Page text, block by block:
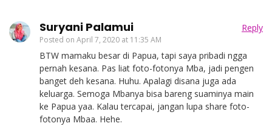
Suryani Palamui
Posted on April 7, 2020 at 11:35 AM
Reply
BTW mamaku besar di Papua, tapi saya pribadi ngga
pernah kesana. Pas liat foto-fotonya Mba, jadi pengen
banget deh kesana. Huhu. Apalagi disana juga ada
keluarga. Semoga Mbanya bisa bareng suaminya main
ke Papua yaa. Kalau tercapai, jangan lupa share foto-
fotonya Mbaa. Hehe.